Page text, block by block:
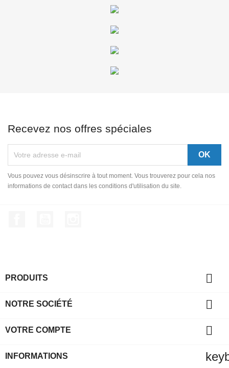
Recevez nos offres spéciales
Vous pouvez vous désinscrire à tout moment. Vous trouverez pour cela nos
informations de contact dans les conditions d'utilisation du site.
PRODUITS 
NOTRE SOCIÉTÉ 
VOTRE COMPTE 
INFORMATIONS